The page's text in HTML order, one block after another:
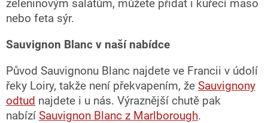
zeleninovým salátům, můžete přidat i kuřecí maso
nebo feta sýr.
Sauvignon Blanc v naší nabídce
Původ Sauvignonu Blanc najdete ve Francii v údolí
řeky Loiry, takže není překvapením, že Sauvignony
odtud najdete i u nás. Výraznější chutě pak
nabízí Sauvignon Blanc z Marlborough.